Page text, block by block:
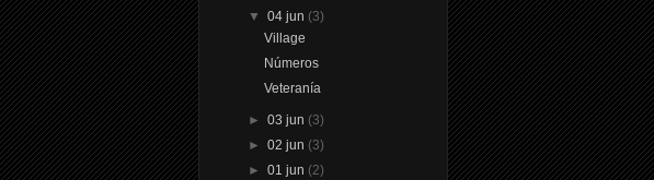
▼ 04 jun (3)
Village
Números
Veteranía
► 03 jun (3)
► 02 jun (3)
► 01 jun (2)